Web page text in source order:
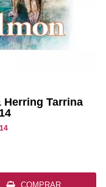
Herring Tarrina
COMPRAR